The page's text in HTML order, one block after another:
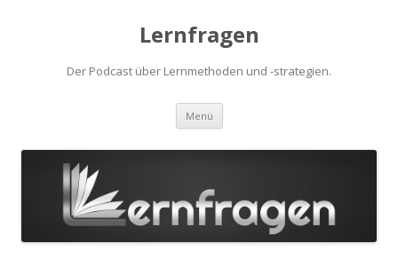
Lernfragen
Der Podcast über Lernmethoden und -strategien.
Menü Zum
springen